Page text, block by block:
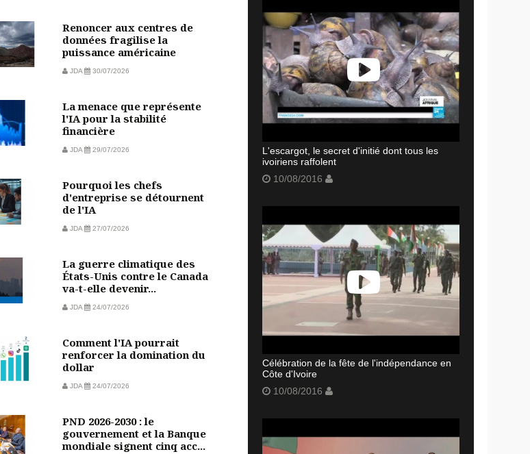
Renoncer aux centres de
données fragilise la
puissance américaine
JDA 30/07/2026
La menace que représente
l'IA pour la stabilité
financière
JDA 29/07/2026
Pourquoi les chefs
d'entreprise se détournent
de l'IA
JDA 27/07/2026
La guerre climatique des
États-Unis contre le Canada
va-t-elle devenir...
JDA 24/07/2026
Comment l'IA pourrait
renforcer la domination du
dollar
JDA 24/07/2026
PND 2026-2030 : le
gouvernement et la Banque
mondiale signent cinq acc...
L'escargot, le secret d'initié dont tous les
ivoiriens raffolent
10/08/2016
Célébration de la fête de l'indépendance en
Côte d'Ivoire
10/08/2016